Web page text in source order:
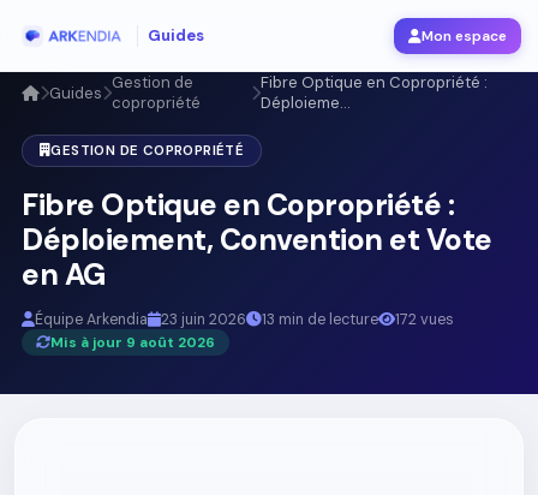
Guides Mon espace
Guides Gestion de
copropriété
Fibre Optique en Copropriété :
Déploieme...
GESTION DE COPROPRIÉTÉ
Fibre Optique en Copropriété :
Déploiement, Convention et Vote
en AG
Équipe Arkendia 23 juin 2026 13 min de lecture
172 vues
Mis à jour 9 août 2026